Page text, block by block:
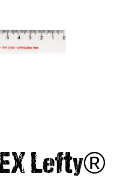
Lefty®